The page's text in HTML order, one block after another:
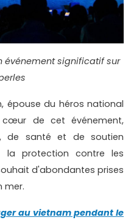
événement significatif sur
épouse du héros national
de cet événement,
de santé et de soutien
la protection contre les
d'abondantes prises
mer.
au vietnam pendant le